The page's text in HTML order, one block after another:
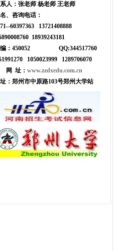
人： 张老师 杨老师 王老师
、咨询电话：
60397363 13721408888
18939243181
编：450052 QQ:344517760
1050023999
1289706070
网 址： www.zzdxedu.com.cn
： 郑州市中原路103号郑州大学站